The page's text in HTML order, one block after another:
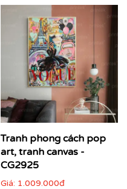
Tranh phong cách pop
art, tranh canvas -
CG2925
Giá: 1.009.000đ